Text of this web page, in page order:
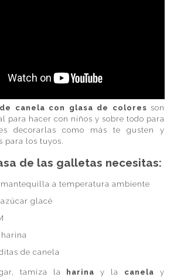
canela con glasa de colores son
para hacer con niños y sobre todo para
decorarlas como más te gusten y
para los tuyos.
de las galletas necesitas:
a temperatura ambiente
glacé
de canela
tamiza la harina y la canela y